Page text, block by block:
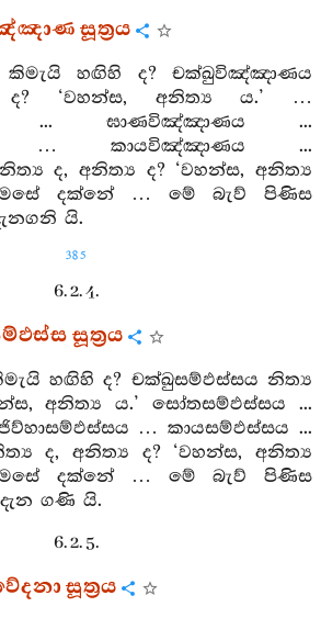
සූත්‍රය
කිමැයි හඟිහි ද? චක්ඛුවිඤ්ඤාණය
ද? ‘වහන්ස, අනිත්‍ය ය.’ …
... ඝාණවිඤ්ඤාණය ...
… කායවිඤ්ඤාණය ...
ද, අනිත්‍ය ද? ‘වහන්ස, අනිත්‍ය
දක්නේ … මේ බැව් පිණිස
යි.
385
6. 2. 4.
සූත්‍රය
හඟිහි ද? චක්ඛුසම්ඵස්සය නිත්‍ය
අනිත්‍ය ය.’ සෝතසම්ඵස්සය ...
… කායසම්ඵස්සය ...
ද, අනිත්‍ය ද? ‘වහන්ස, අනිත්‍ය
දක්නේ … මේ බැව් පිණිස
ගණි යි.
6. 2. 5.
සූත්‍රය